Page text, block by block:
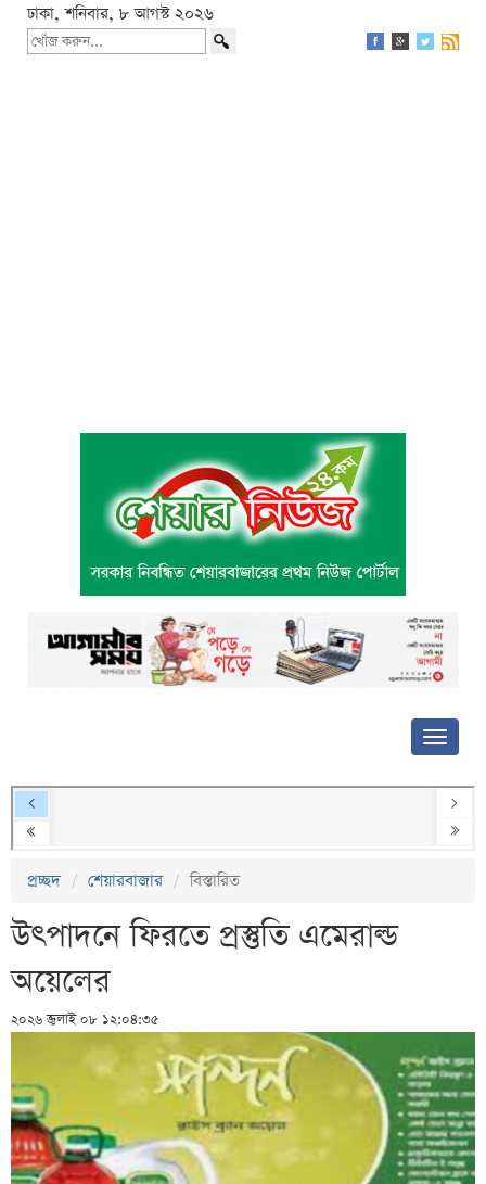
ঢাকা, শনিবার, ৮ আগস্ট ২০২৬
প্রচ্ছদ শেয়ারবাজার বিস্তারিত
উৎপাদনে ফিরতে প্রস্তুতি এমেরাল্ড
অয়েলের
২০২৬ জুলাই ০৮ ১২:০৪:৩৫